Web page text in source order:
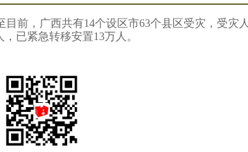
前，广西共有14个设区市63个县区受灾，受灾人
已紧急转移安置13万人。